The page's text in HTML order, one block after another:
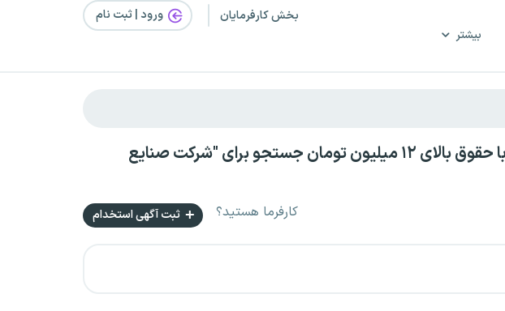
بیشتر
بخش کارفرمایان ورود | ثبت‌ نام
استخدام خانم در فارس بصورت کارآموزی با حقوق بالای ۱۲ میلیون تومان جستجو برای "شرکت صنایع
کارفرما هستید؟ ثبت آگهی استخدام